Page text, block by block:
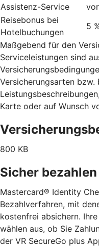
Assistenz-Service
Reisebonus bei
Hotelbuchungen
5
Maßgebend für den
Serviceleistungen sind
Versicherungsarten
Karte oder auf Wunsch
800 KB
Sicher
Mastercard® Identity
Bezahlverfahren, mit
kostenfrei absichern.
wählen aus, ob Sie
der VR SecureGo plus